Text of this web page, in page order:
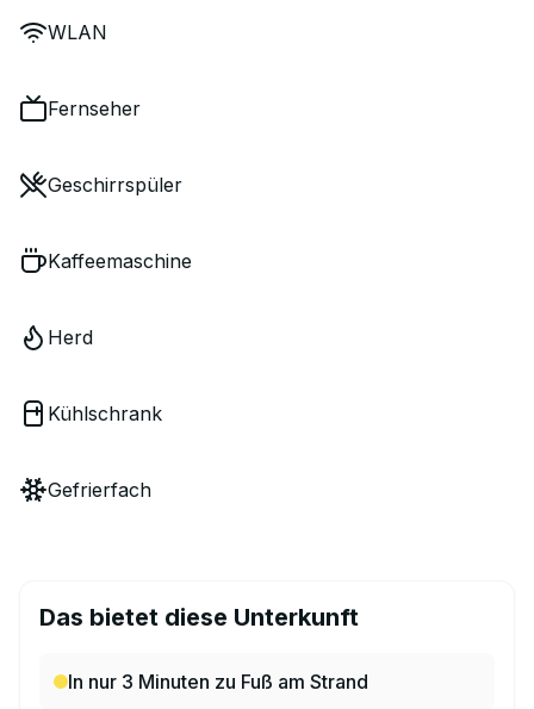
WLAN
Fernseher
Geschirrspüler
Kaffeemaschine
Herd
Kühlschrank
Gefrierfach
Das bietet diese Unterkunft
In nur 3 Minuten zu Fuß am Strand